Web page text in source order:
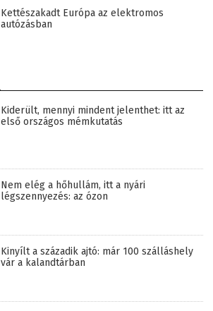
Kettészakadt Európa az elektromos
autózásban
Kiderült, mennyi mindent jelenthet: itt az
első országos mémkutatás
Nem elég a hőhullám, itt a nyári
légszennyezés: az ózon
Kinyílt a századik ajtó: már 100 szálláshely
vár a kalandtárban